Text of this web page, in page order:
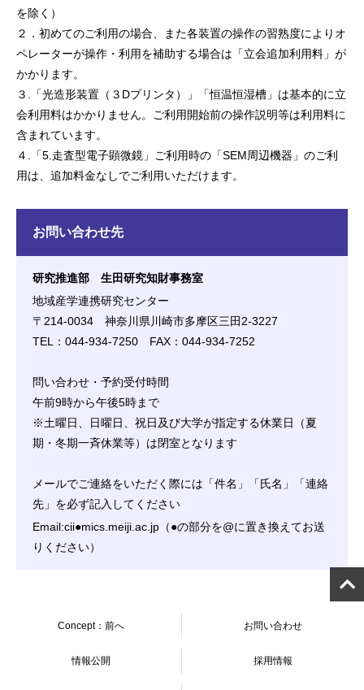
を除く）
２．初めてのご利用の場合、また各装置の操作の習熟度によりオ
ペレーターが操作・利用を補助する場合は「立会追加利用料」が
かかります。
３.「光造形装置（３Dプリンタ）」「恒温恒湿槽」は基本的に立
会利用料はかかりません。ご利用開始前の操作説明等は利用料に
含まれています。
４.「5.走査型電子顕微鏡」ご利用時の「SEM周辺機器」のご利
用は、追加料金なしでご利用いただけます。
お問い合わせ先
研究推進部 生田研究知財事務室
地域産学連携研究センター
〒214-0034 神奈川県川崎市多摩区三田2-3227
TEL：044-934-7250 FAX：044-934-7252
問い合わせ・予約受付時間
午前9時から午後5時まで
※土曜日、日曜日、祝日及び大学が指定する休業日（夏
期・冬期一斉休業等）は閉室となります
メールでご連絡をいただく際には「件名」「氏名」「連絡
先」を必ず記入してください
Email:cii●mics.meiji.ac.jp（●の部分を@に置き換えてお送
りください）
Concept：前へ お問い合わせ
情報公開 採用情報